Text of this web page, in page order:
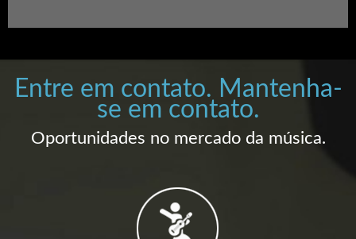
Entre em contato. Mantenha-
se em contato.
Oportunidades no mercado da música.